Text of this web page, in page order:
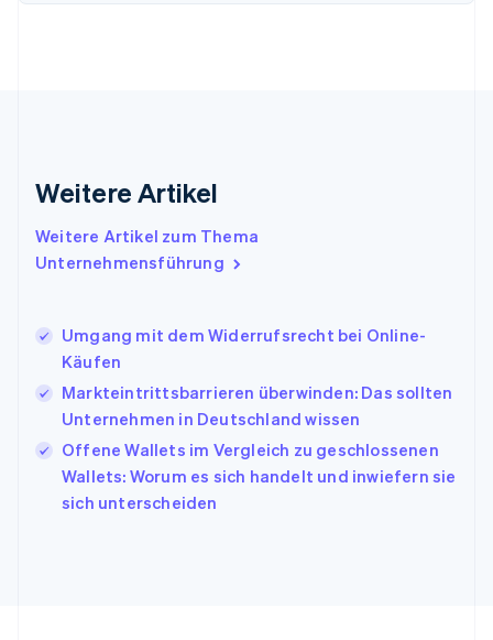
Weitere Artikel
Weitere Artikel zum Thema
Unternehmensführung
Umgang mit dem Widerrufsrecht bei Online-
Käufen
Markteintrittsbarrieren überwinden: Das sollten
Unternehmen in Deutschland wissen
Offene Wallets im Vergleich zu geschlossenen
Wallets: Worum es sich handelt und inwiefern sie
sich unterscheiden
EnglishSvenska
English
English
Italien
日本語
Kanada
EnglishFrançais
Kroatien
EnglishItaliano
English
Liechtenstein
DeutschEnglish